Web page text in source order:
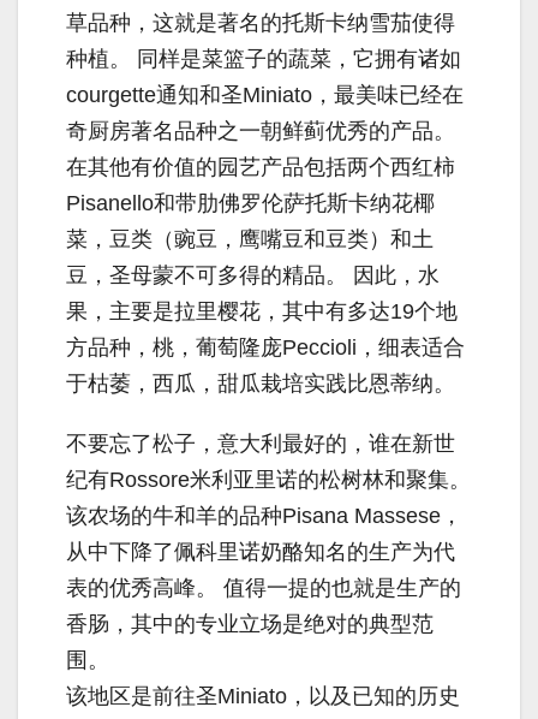
草品种，这就是著名的托斯卡纳雪茄使得
种植。 同样是菜篮子的蔬菜，它拥有诸如
courgette通知和圣Miniato，最美味已经在
奇厨房著名品种之一朝鲜蓟优秀的产品。
在其他有价值的园艺产品包括两个西红柿
Pisanello和带肋佛罗伦萨托斯卡纳花椰
菜，豆类（豌豆，鹰嘴豆和豆类）和土
豆，圣母蒙不可多得的精品。 因此，水
果，主要是拉里樱花，其中有多达19个地
方品种，桃，葡萄隆庞Peccioli，细表适合
于枯萎，西瓜，甜瓜栽培实践比恩蒂纳。
不要忘了松子，意大利最好的，谁在新世
纪有Rossore米利亚里诺的松树林和聚集。
该农场的牛和羊的品种Pisana Massese，
从中下降了佩科里诺奶酪知名的生产为代
表的优秀高峰。 值得一提的也就是生产的
香肠，其中的专业立场是绝对的典型范
围。
该地区是前往圣Miniato，以及已知的历史